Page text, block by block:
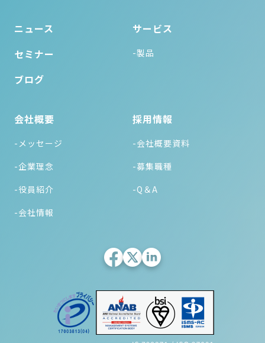
ニュース
セミナー
ブログ
サービス
-製品
会社概要
-メッセージ
-企業理念
-役員紹介
-会社情報
採用情報
-会社概要資料
-募集職種
-Q＆A